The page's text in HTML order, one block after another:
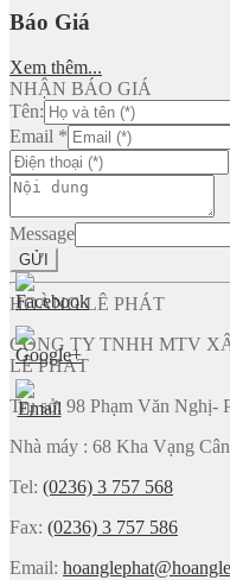
Báo Giá
Xem thêm...
NHẬN BÁO GIÁ
Tên:
Email *
Message
GỬI
HOÀNG LÊ PHÁT
CÔNG TY TNHH MTV
LÊ PHÁT
Trụ sở: 98 Phạm Văn
Nhà máy : 68 Kha Vạng
Tel: (0236) 3 757 568
Fax: (0236) 3 757 586
Email: